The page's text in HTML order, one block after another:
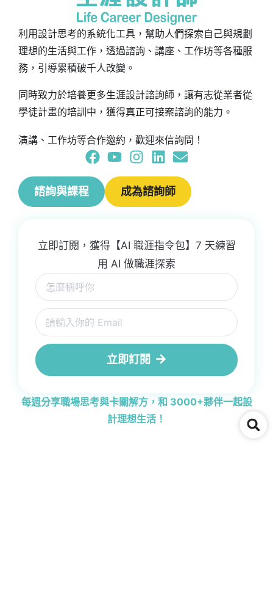
利用設計思考的系統化工具，幫助人們探索自己與規劃
理想的生活與工作，透過諮詢、講座、工作坊等各種服
務，引導累積破千人改變。
同時致力於培養更多生涯設計諮詢師，讓有志從業者從
學徒計畫的培訓中，獲得真正可接案諮詢的能力。
演講、工作坊等合作邀約，歡迎來信詢問！
諮詢與課程 成為諮詢師
立即訂閱，獲得【AI 職涯指令包】7 天練習
用 AI 做職涯探索
立即訂閱
每週分享職場思考與卡關解方，和 3000+夥伴一起設
計理想生活！